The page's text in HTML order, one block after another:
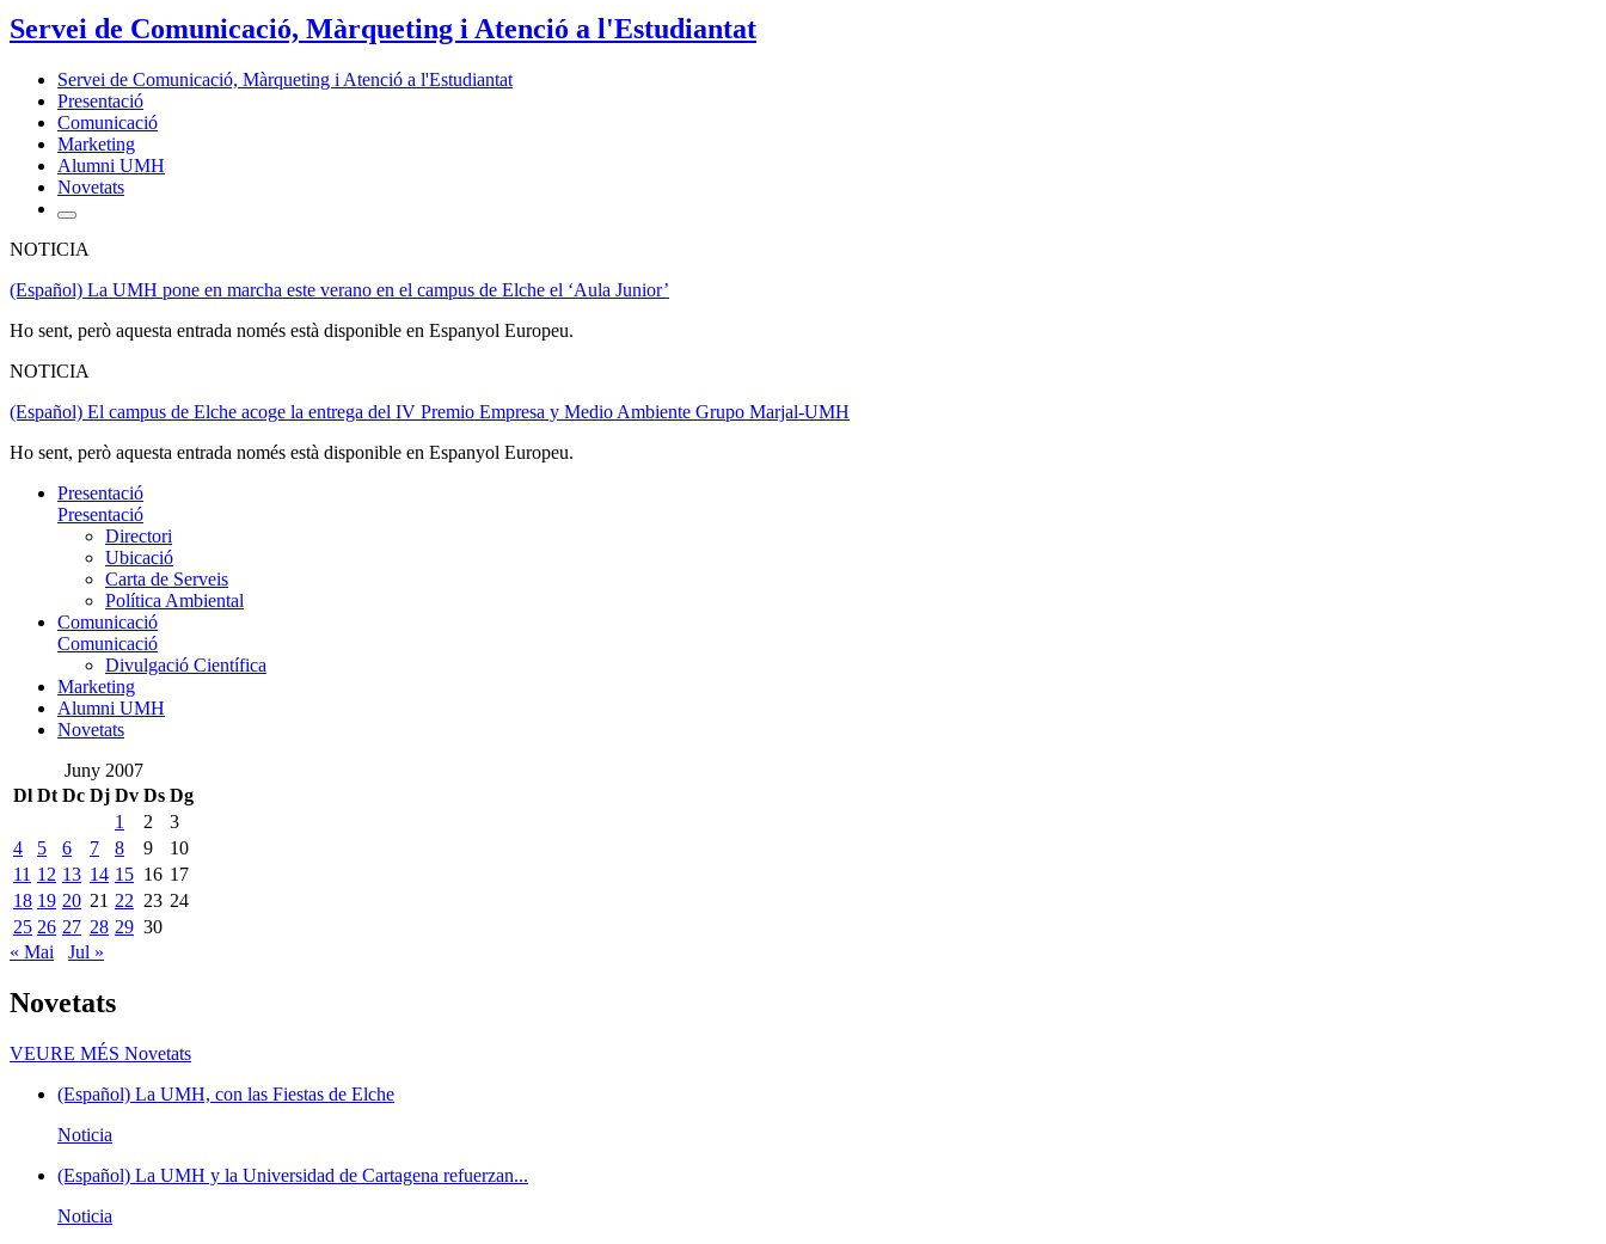
Servei de Comunicació, Màrqueting i Atenció a l'Estudiantat
Servei de Comunicació, Màrqueting i Atenció a l'Estudiantat
Presentació
Comunicació
Marketing
Alumni UMH
Novetats
NOTICIA
(Español) La UMH pone en marcha este verano en el campus de Elche el ‘Aula Junior’
Ho sent, però aquesta entrada només està disponible en Espanyol Europeu.
NOTICIA
(Español) El campus de Elche acoge la entrega del IV Premio Empresa y Medio Ambiente Grupo Marjal-UMH
Ho sent, però aquesta entrada només està disponible en Espanyol Europeu.
Presentació
Presentació
Directori
Ubicació
Carta de Serveis
Política Ambiental
Comunicació
Comunicació
Divulgació Científica
Marketing
Alumni UMH
Novetats
Juny 2007
Dl Dt Dc Dj Dv Ds Dg
1
2
3
4
5 6 7 8 9
10
11 12 13 14 15 16 17
18 19 20 21 22 23 24
25 26 27 28 29 30
« Mai
Jul »
Novetats
VEURE MÉS Novetats
(Español) La UMH, con las Fiestas de Elche
Noticia
(Español) La UMH y la Universidad de Cartagena refuerzan...
Noticia